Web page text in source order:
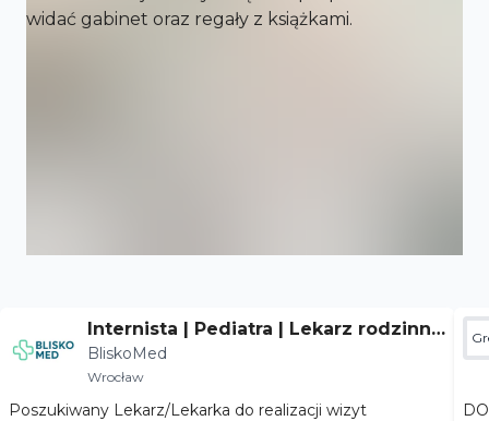
Internista | Pediatra | Lekarz rodzinny
- Wrocław
BliskoMed
Wrocław
Poszukiwany Lekarz/Lekarka do realizacji wizyt